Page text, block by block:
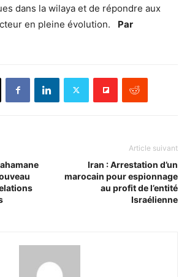
dans la wilaya et de répondre aux
en pleine évolution. Par
Article suivant
Iran : Arrestation d’un
marocain pour espionnage
au profit de l’entité
Israélienne